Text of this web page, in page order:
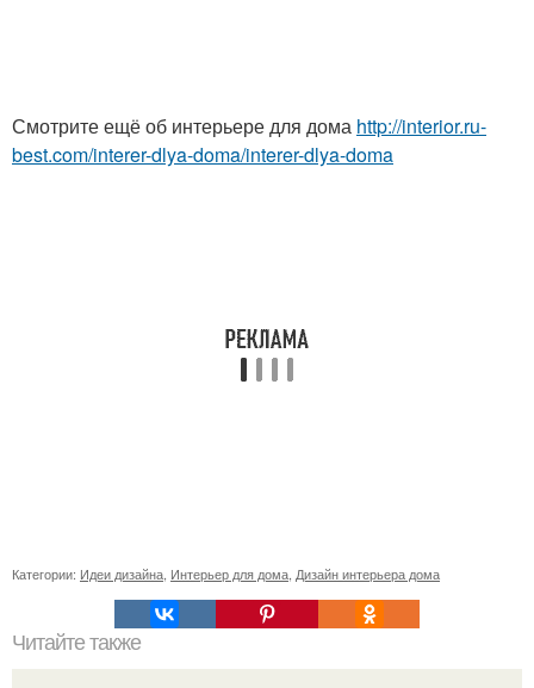
Смотрите ещё об интерьере для дома http://interior.ru-
best.com/interer-dlya-doma/interer-dlya-doma
Категории: Идеи дизайна Интерьер для дома Дизайн интерьера дома
Читайте также